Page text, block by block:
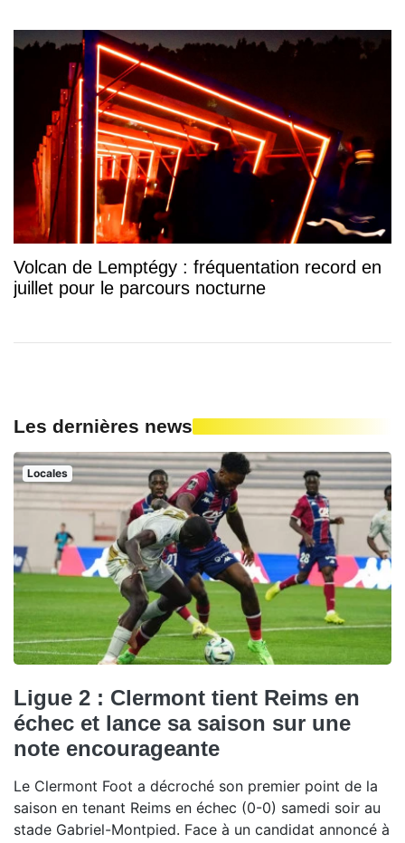
Volcan de Lemptégy : fréquentation record en
juillet pour le parcours nocturne
Les dernières news
Locales
Ligue 2 : Clermont tient Reims en
échec et lance sa saison sur une
note encourageante
Le Clermont Foot a décroché son premier point de la
saison en tenant Reims en échec (0-0) samedi soir au
stade Gabriel-Montpied. Face à un candidat annoncé à